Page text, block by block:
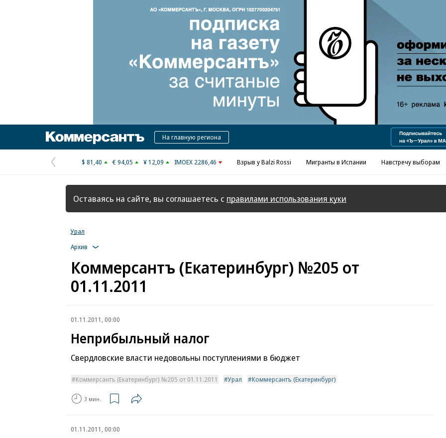
Реклама в «Ъ» www.kommersant.ru/ad
КоммерсантъНа главную региона
Предыдущая
страница
$ 81,40 € 94,05 ¥ 12,09 IMOEX 2286,46 Взрыв у Balzi Rossi Мигранты в Испании Навстречу выборам
Оставаясь на сайте, вы соглашаетесь с правилами использования куки
Урал
Архив
Коммерсантъ (Екатеринбург) №205 от
01.11.2011
01.11.2011, 00:00
Неприбыльный налог
Свердловские власти недовольны поступлениями в бюджет
Коммерсантъ (Екатеринбург) №205 от 01.11.2011 Урал Коммерсантъ (Екатеринбург)
3 мин.
01.11.2011, 00:00